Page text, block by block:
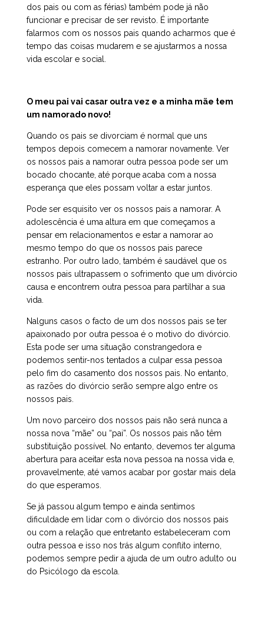
dos pais ou com as férias) também pode já não
funcionar e precisar de ser revisto. É importante
falarmos com os nossos pais quando acharmos que é
tempo das coisas mudarem e se ajustarmos a nossa
vida escolar e social.
O meu pai vai casar outra vez e a minha mãe tem
um namorado novo!
Quando os pais se divorciam é normal que uns
tempos depois comecem a namorar novamente. Ver
os nossos pais a namorar outra pessoa pode ser um
bocado chocante, até porque acaba com a nossa
esperança que eles possam voltar a estar juntos.
Pode ser esquisito ver os nossos pais a namorar. A
adolescência é uma altura em que começamos a
pensar em relacionamentos e estar a namorar ao
mesmo tempo do que os nossos pais parece
estranho. Por outro lado, também é saudável que os
nossos pais ultrapassem o sofrimento que um divórcio
causa e encontrem outra pessoa para partilhar a sua
vida.
Nalguns casos o facto de um dos nossos pais se ter
apaixonado por outra pessoa é o motivo do divórcio.
Esta pode ser uma situação constrangedora e
podemos sentir-nos tentados a culpar essa pessoa
pelo fim do casamento dos nossos pais. No entanto,
as razões do divórcio serão sempre algo entre os
nossos pais.
Um novo parceiro dos nossos pais não será nunca a
nossa nova “mãe” ou “pai”. Os nossos pais não têm
substituição possível. No entanto, devemos ter alguma
abertura para aceitar esta nova pessoa na nossa vida e,
provavelmente, até vamos acabar por gostar mais dela
do que esperamos.
Se já passou algum tempo e ainda sentimos
dificuldade em lidar com o divórcio dos nossos pais
ou com a relação que entretanto estabeleceram com
outra pessoa e isso nos trás algum conflito interno,
podemos sempre pedir a ajuda de um outro adulto ou
do Psicólogo da escola.